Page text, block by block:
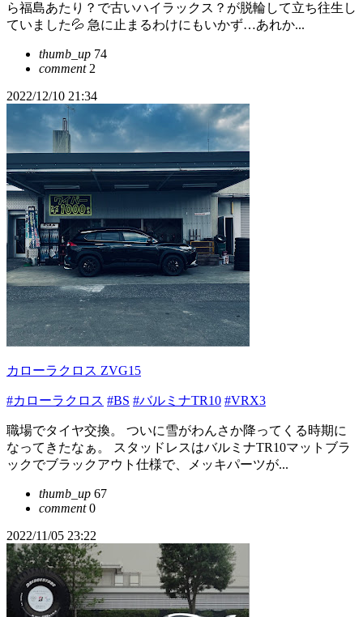
ら福島あたり？で古いハイラックス？が脱輪して立ち往生し
ていました💦 急に止まるわけにもいかず…あれか...
thumb_up 74
comment2
2022/12/10 21:34
カローラクロス ZVG15
#カローラクロス #BS #バルミナTR10 #VRX3
職場でタイヤ交換。 ついに雪がわんさか降ってくる時期に
なってきたなぁ。 スタッドレスはバルミナTR10マットブラ
ックでブラックアウト仕様で、メッキパーツが...
thumb_up 67
comment0
2022/11/05 23:22